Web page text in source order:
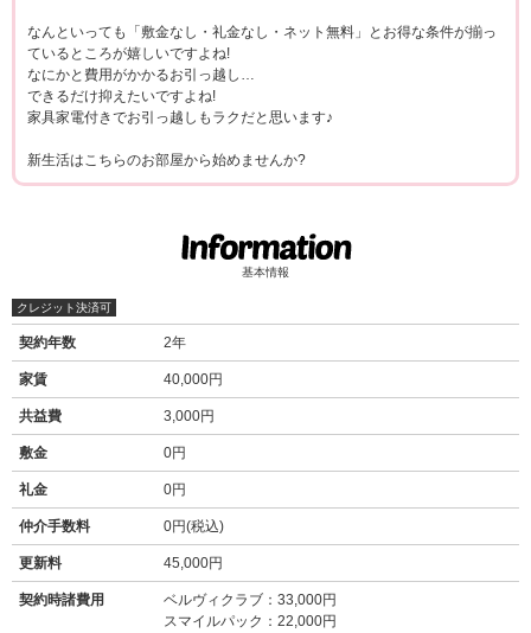
なんといっても「敷金なし・礼金なし・ネット無料」とお得な条件が揃っ
ているところが嬉しいですよね!
なにかと費用がかかるお引っ越し…
できるだけ抑えたいですよね!
家具家電付きでお引っ越しもラクだと思います♪
新生活はこちらのお部屋から始めませんか?
基本情報
クレジット決済可
契約年数 2年
家賃 40,000円
共益費 3,000円
敷金 0円
礼金 0円
仲介手数料 0円(税込)
更新料 45,000円
契約時諸費用
ベルヴィクラブ：33,000円
スマイルパック：22,000円